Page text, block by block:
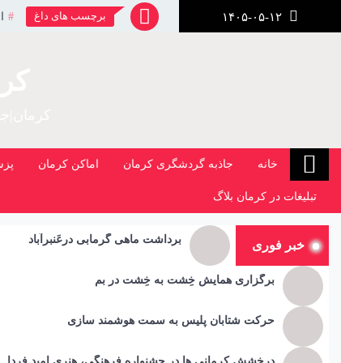
برچسب های داغ
خانه جاذبه گردشگری کرمان اماکن کرمان
تبلیغات در کرمان بلاگ
خبر فوری برداشت ماهی گرمابی درعَنبرآباد
برگزاری همایش خِشت به خِشت در بم
حرکت شتابان پلیس به سمت هوشمند سازی